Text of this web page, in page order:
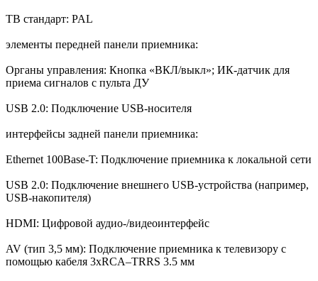
ТВ стандарт: PAL
элементы передней панели приемника:
Органы управления: Кнопка «ВКЛ/выкл»; ИК-датчик для
приема сигналов с пульта ДУ
USB 2.0: Подключение USB-носителя
интерфейсы задней панели приемника:
Ethernet 100Base-T: Подключение приемника к локальной сети
USB 2.0: Подключение внешнего USB-устройства (например,
USB-накопителя)
HDMI: Цифровой аудио-/видеоинтерфейс
AV (тип 3,5 мм): Подключение приемника к телевизору с
помощью кабеля 3xRCA–TRRS 3.5 мм